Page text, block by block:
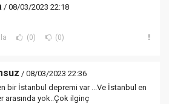
/ 08/03/2023 22:18
(0) (0)
/ 08/03/2023 22:36
bir İstanbul depremi var ...Ve İstanbul en
arasında yok..Çok ilginç